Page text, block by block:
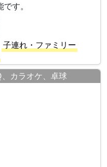
す。
子連れ・ファミリー
カラオケ、卓球